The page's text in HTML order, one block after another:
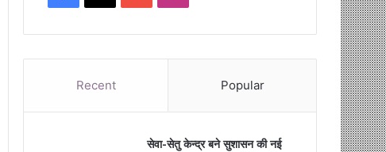
Recent Popular
सेवा-सेतु केन्द्र बने सुशासन की नई